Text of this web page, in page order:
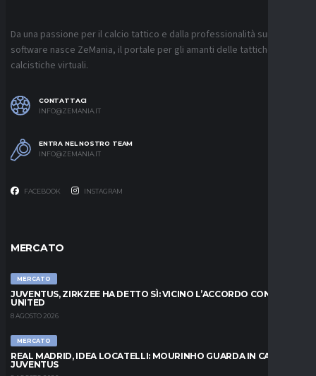
Da una passione per il calcio tattico e dalla professionalità sui
software nasce ZeMania, il portale per gli amanti delle tattiche
calcistiche virtuali.
CONTATTACI
INFO@ZEMANIA.IT
ENTRA NEL NOSTRO TEAM
INFO@ZEMANIA.IT
FACEBOOK INSTAGRAM
MERCATO
MERCATO
JUVENTUS, ZIRKZEE HA DETTO SÌ: VICINO L’ACCORDO CON LO
UNITED
8 AGOSTO 2026
MERCATO
REAL MADRID, IDEA LOCATELLI: MOURINHO GUARDA IN CASA
JUVENTUS